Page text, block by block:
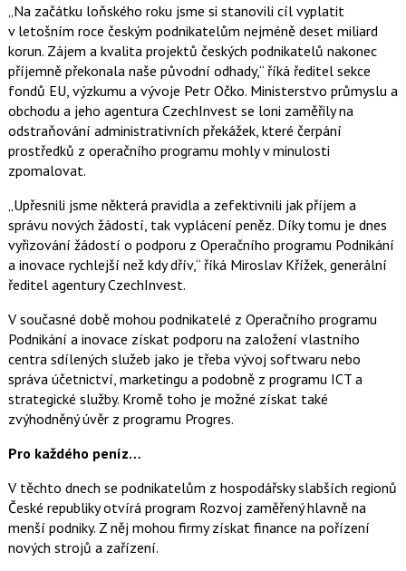
„Na začátku loňského roku jsme si stanovili cíl vyplatit
v letošním roce českým podnikatelům nejméně deset miliard
korun. Zájem a kvalita projektů českých podnikatelů nakonec
příjemně překonala naše původní odhady,“ říká ředitel sekce
fondů EU, výzkumu a vývoje Petr Očko. Ministerstvo průmyslu a
obchodu a jeho agentura CzechInvest se loni zaměřily na
odstraňování administrativních překážek, které čerpání
prostředků z operačního programu mohly v minulosti
zpomalovat.
„Upřesnili jsme některá pravidla a zefektivnili jak příjem a
správu nových žádostí, tak vyplácení peněz. Díky tomu je dnes
vyřizování žádostí o podporu z Operačního programu Podnikání
a inovace rychlejší než kdy dřív,“ říká Miroslav Křížek, generální
ředitel agentury CzechInvest.
V současné době mohou podnikatelé z Operačního programu
Podnikání a inovace získat podporu na založení vlastního
centra sdílených služeb jako je třeba vývoj softwaru nebo
správa účetnictví, marketingu a podobně z programu ICT a
strategické služby. Kromě toho je možné získat také
zvýhodněný úvěr z programu Progres.
Pro každého peníz…
V těchto dnech se podnikatelům z hospodářsky slabších regionů
České republiky otvírá program Rozvoj zaměřený hlavně na
menší podniky. Z něj mohou firmy získat finance na pořízení
nových strojů a zařízení.